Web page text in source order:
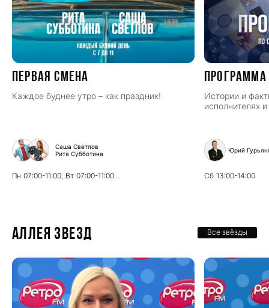
ПЕРВАЯ СМЕНА
Каждое буднее утро – как праздник!
Саша Светлов
Рита Субботина
Пн 07:00-11:00, Вт 07:00-11:00...
Истории и
исполнителях
Юрий
Сб 13:00-14:00
Аллея звезд Все звёзды